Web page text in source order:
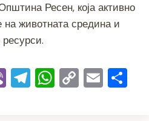
Ресен, која активно
животната средина и
Vi T W C E